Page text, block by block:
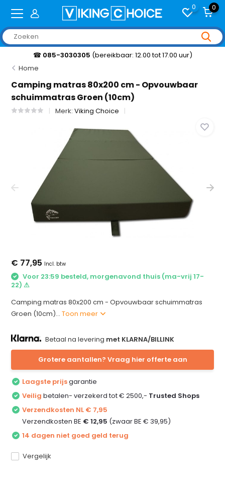
0 0
☎ 085-3030305 (bereikbaar: 12.00 tot 17.00 uur)
Home
Camping matras 80x200 cm - Opvouwbaar
schuimmatras Groen (10cm)
Merk:Viking Choice
€ 77,95 Incl. btw
Voor 23:59 besteld, morgenavond thuis (ma-vrij 17-
22) ⚠
Camping matras 80x200 cm - Opvouwbaar schuimmatras
Groen (10cm)...Toon meer
Betaal na levering met KLARNA/BILLINK
Grotere aantallen? Vraag hier offerte aan
Laagste prijsgarantie
Veilig betalen- verzekerd tot € 2500,- Trusted Shops
Verzendkosten NL € 7,95
Verzendkosten BE € 12,95 (zwaar BE € 39,95)
14 dagen niet goed geld terug
Vergelijk